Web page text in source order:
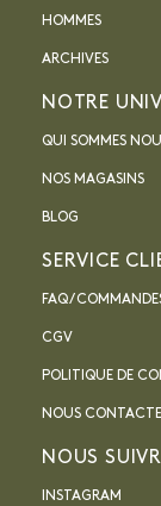
HOMMES
ARCHIVES
NOTRE
QUI SOMMES
NOS MAGASINS
BLOG
SERVICE
FAQ /
CGV
POLITIQUE DE
NOUS
NOUS
INSTAGRAM